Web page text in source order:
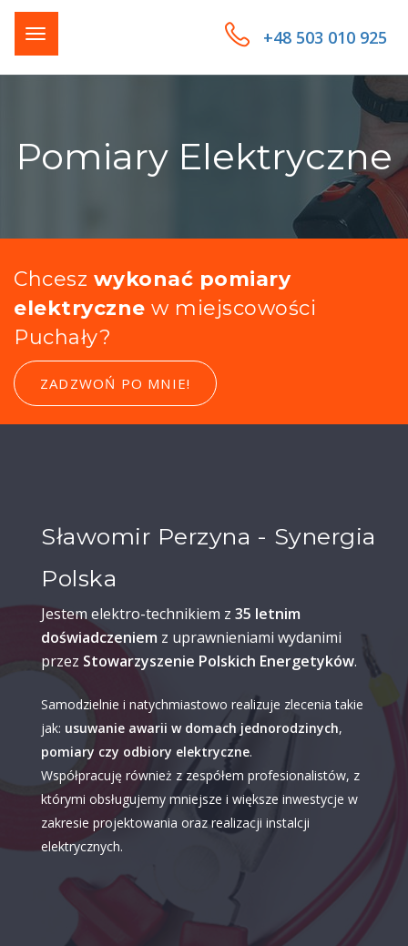
+48 503 010 925
Pomiary Elektryczne
Chcesz wykonać pomiary
elektryczne w miejscowości
Puchały?
ZADZWOŃ PO MNIE!
Sławomir Perzyna - Synergia
Polska
Jestem elektro-technikiem z 35 letnim
doświadczeniem z uprawnieniami wydanimi
przez Stowarzyszenie Polskich Energetyków.
Samodzielnie i natychmiastowo realizuje zlecenia takie
jak: usuwanie awarii w domach jednorodzinych,
pomiary czy odbiory elektryczne.
Współpracuję również z zespółem profesionalistów, z
którymi obsługujemy mniejsze i większe inwestycje w
zakresie projektowania oraz realizacji instalcji
elektrycznych.